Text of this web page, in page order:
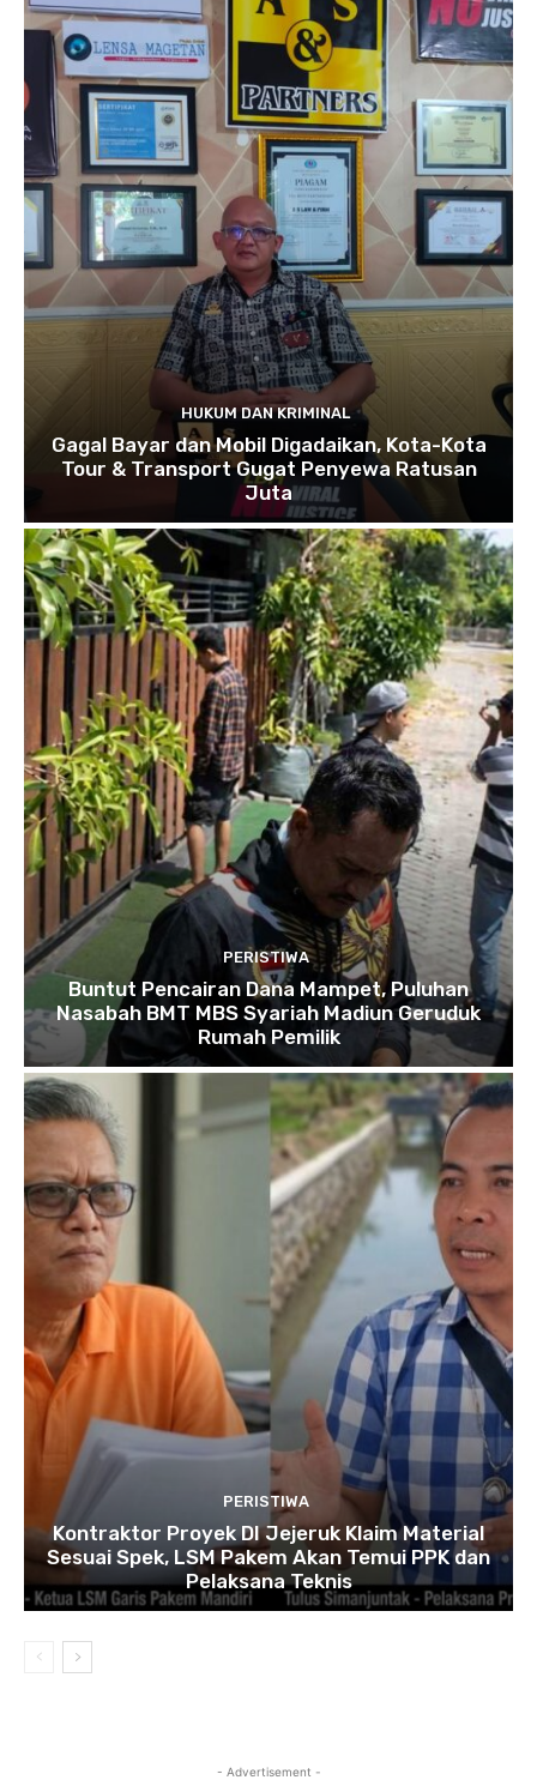
HUKUM DAN KRIMINAL
Gagal Bayar dan Mobil Digadaikan, Kota-Kota
Tour & Transport Gugat Penyewa Ratusan
Juta
PERISTIWA
Buntut Pencairan Dana Mampet, Puluhan
Nasabah BMT MBS Syariah Madiun Geruduk
Rumah Pemilik
PERISTIWA
Kontraktor Proyek DI Jejeruk Klaim Material
Sesuai Spek, LSM Pakem Akan Temui PPK dan
Pelaksana Teknis
- Advertisement -